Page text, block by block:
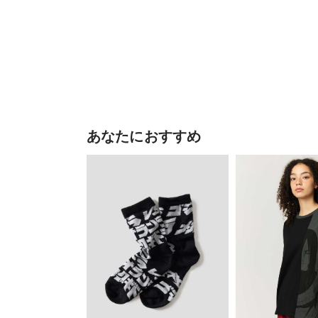
あなたにおすすめ